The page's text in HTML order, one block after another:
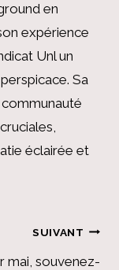
en
expérience
Unl un
Sa
éclairée et
SUIVANT
mai, souvenez-